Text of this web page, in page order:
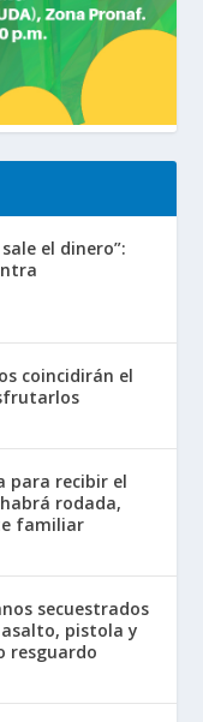
el dinero”:
coincidirán el
para recibir el
rodada,
familiar
secuestrados
pistola y
resguardo